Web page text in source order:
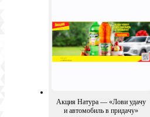
Акция Натура — «Лови удачу
и автомобиль в придачу»